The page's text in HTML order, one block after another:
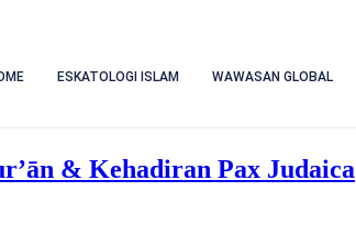
ESKATOLOGI ISLAM WAWASAN GLOBAL
& Kehadiran Pax Judaica